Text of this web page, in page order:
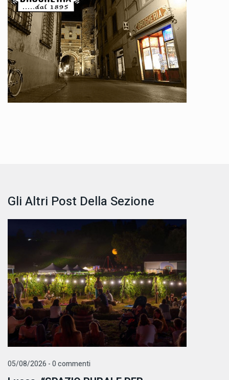
Gli Altri Post Della Sezione
05/08/2026 - 0 commenti